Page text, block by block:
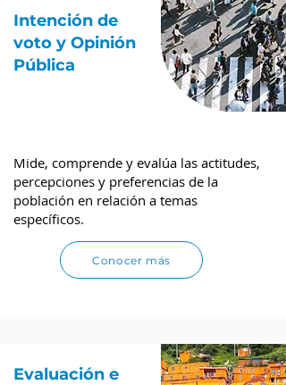
Intención de
voto y Opinión
Pública
Mide, comprende y evalúa las actitudes,
percepciones y preferencias de la
población en relación a temas
específicos.
Conocer más
Evaluación e